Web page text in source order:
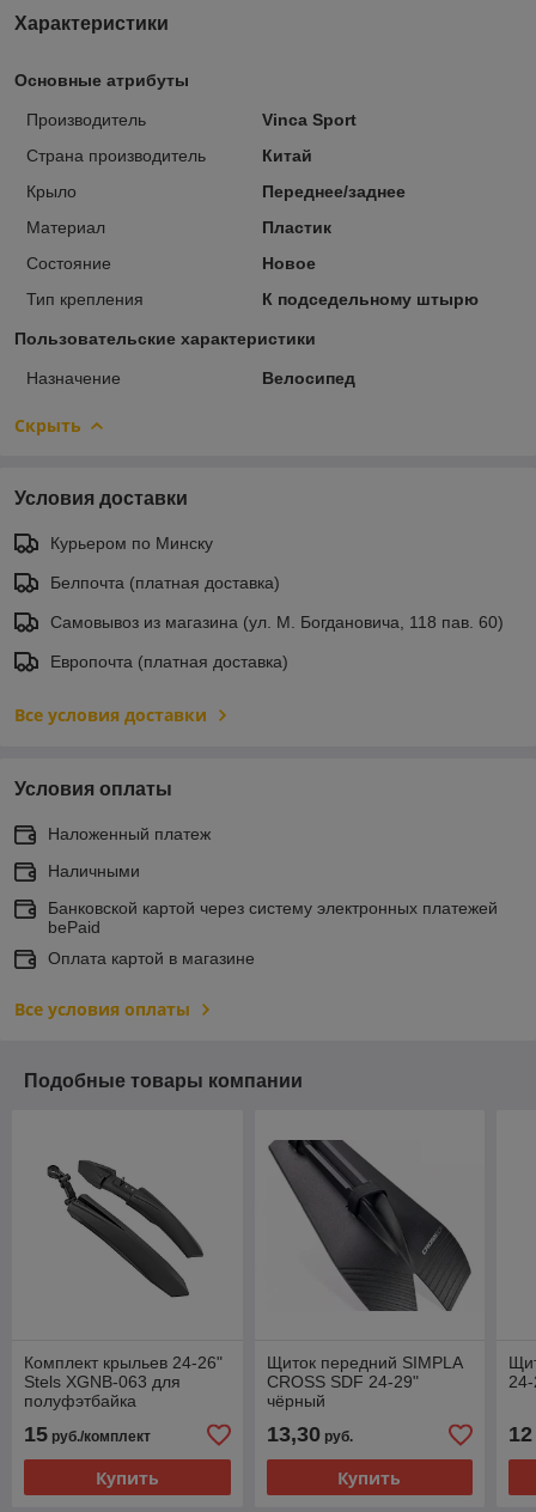
Характеристики
Основные атрибуты
Производитель
Vinca Sport
Страна производитель
Китай
Крыло
Переднее/заднее
Материал
Пластик
Состояние
Новое
Тип крепления
К подседельному штырю
Пользовательские характеристики
Назначение Велосипед
Скрыть
Условия доставки
Курьером по Минску
Белпочта (платная доставка)
Самовывоз из магазина (ул. М. Богдановича, 118 пав. 60)
Европочта (платная доставка)
Все условия доставки
Условия оплаты
Наложенный платеж
Наличными
Банковской картой через систему электронных платежей
bePaid
Оплата картой в магазине
Все условия оплаты
Подобные товары компании
Комплект крыльев 24-26"
Stels XGNB-063 для
полуфэтбайка
15 руб./комплект
Купить
Щиток передний SIMPLA
СROSS SDF 24-29"
чёрный
13,30руб.
Купить
12